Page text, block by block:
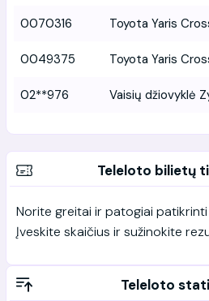
0070316 Toyota Yaris
0049375 Toyota Yaris
02**976 Vaisių džiovyklė
Teleloto bilietų
Norite greitai ir patogiai
Įveskite skaičius ir sužinokite
Teleloto